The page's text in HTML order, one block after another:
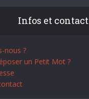
Infos et contact
nous ?
un Petit Mot ?